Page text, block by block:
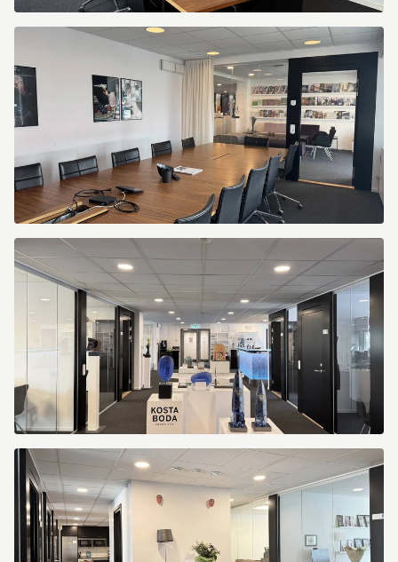
Kungsportsavenyen
Kungsportsavenyen
10
Kungsportsavenyen
10